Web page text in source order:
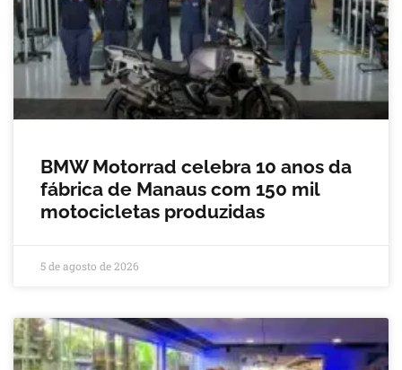
BMW Motorrad celebra 10 anos da
fábrica de Manaus com 150 mil
motocicletas produzidas
5 de agosto de 2026